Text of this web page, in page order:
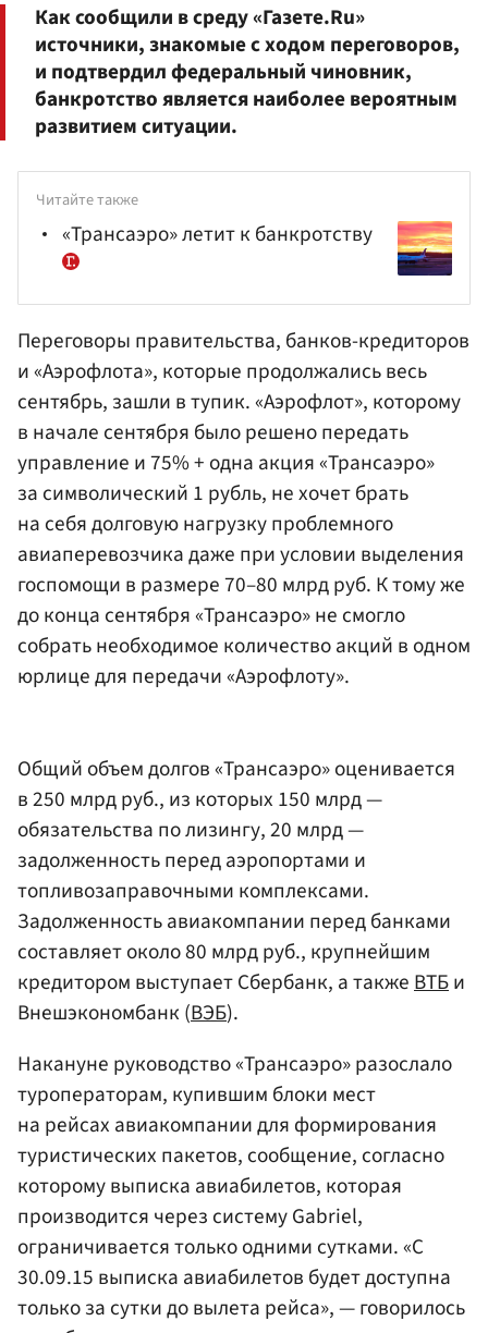
Как сообщили в среду «Газете.Ru»
источники, знакомые с ходом переговоров,
и подтвердил федеральный чиновник,
банкротство является наиболее вероятным
развитием ситуации.
Читайте также
«Трансаэро» летит к банкротству
Переговоры правительства, банков-кредиторов
и «Аэрофлота», которые продолжались весь
сентябрь, зашли в тупик. «Аэрофлот», которому
в начале сентября было решено передать
управление и 75% + одна акция «Трансаэро»
за символический 1 рубль, не хочет брать
на себя долговую нагрузку проблемного
авиаперевозчика даже при условии выделения
госпомощи в размере 70–80 млрд руб. К тому же
до конца сентября «Трансаэро» не смогло
собрать необходимое количество акций в одном
юрлице для передачи«Аэрофлоту».
Общий объем долгов «Трансаэро» оценивается
в 250 млрд руб., из которых 150 млрд —
обязательства по лизингу, 20 млрд —
задолженность перед аэропортами и
топливозаправочными комплексами.
Задолженность авиакомпании перед банками
составляет около 80 млрд руб., крупнейшим
кредитором выступает Сбербанк, а такжеВТБи
Внешэкономбанк (ВЭБ).
Накануне руководство «Трансаэро» разослало
туроператорам, купившим блоки мест
на рейсах авиакомпании для формирования
туристических пакетов, сообщение, согласно
которому выписка авиабилетов, которая
производится через систему Gabriel,
ограничивается только одними сутками. «С
30.09.15 выписка авиабилетов будет доступна
только за сутки до вылета рейса», — говорилось